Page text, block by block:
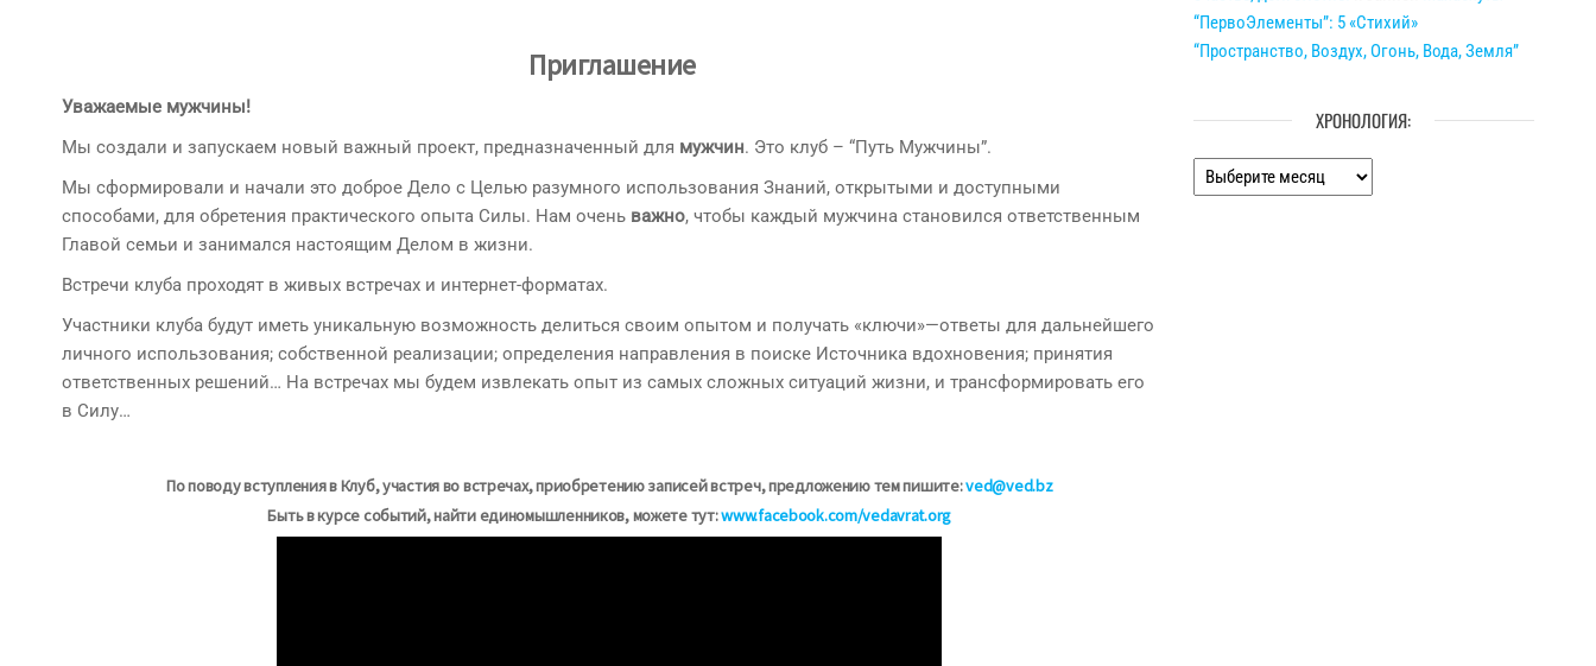
Приглашение
Уважаемые мужчины!
Мы создали и запускаем новый важный проект, предназначенный для мужчин. Это клуб – “Путь Мужчины”.
Мы сформировали и начали это доброе Дело с Целью разумного использования Знаний, открытыми и доступными
способами, для обретения практического опыта Силы. Нам очень важно, чтобы каждый мужчина становился ответственным
Главой семьи и занимался настоящим Делом в жизни.
Встречи клуба проходят в живых встречах и интернет-форматах.
Участники клуба будут иметь уникальную возможность делиться своим опытом и получать «ключи»—ответы для дальнейшего
личного использования; собственной реализации; определения направления в поиске Источника вдохновения; принятия
ответственных решений… На встречах мы будем извлекать опыт из самых сложных ситуаций жизни, и трансформировать его
в Силу…
По поводу вступления в Клуб, участия во встречах, приобретению записей встреч, предложению тем пишите:ved@ved.bz
Быть в курсе событий, найти единомышленников, можете тут:www.facebook.com/vedavrat.org
“ПервоЭлементы”: 5 «Стихий»
“Пространство, Воздух, Огонь, Вода, Земля”
ХРОНОЛОГИЯ:
Хронология: